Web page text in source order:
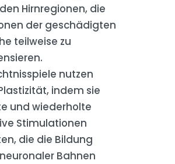
Hirnregionen, die
der geschädigten
teilweise zu
nutzen
indem sie
und wiederholte
Stimulationen
die die Bildung
Bahnen